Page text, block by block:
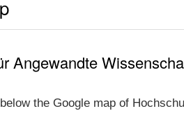
Angewandte
the Google map of